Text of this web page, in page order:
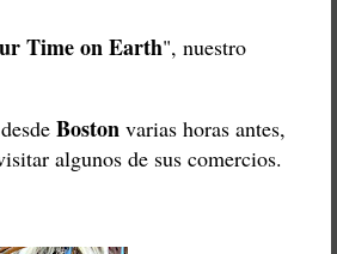
Time on Earth", nuestro
Boston varias horas antes,
algunos de sus comercios.